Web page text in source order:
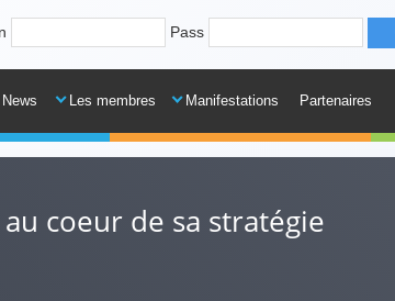
Pass
News Les membres Manifestations Partenaires
coeur de sa stratégie